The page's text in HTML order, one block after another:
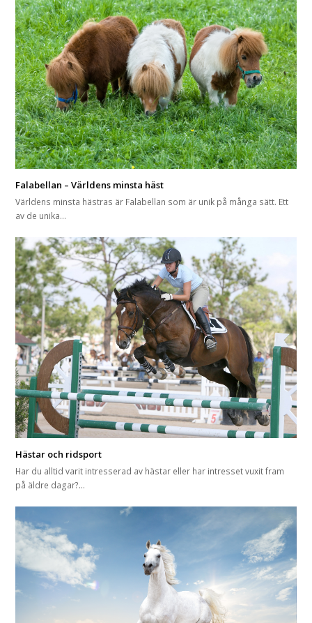
Falabellan – Världens minsta häst
Världens minsta hästras är Falabellan som är unik på många sätt. Ett
av de unika…
Hästar och ridsport
Har du alltid varit intresserad av hästar eller har intresset vuxit fram
på äldre dagar?…